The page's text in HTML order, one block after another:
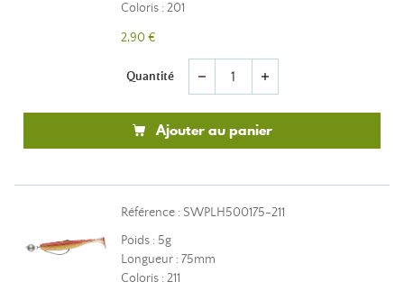
Coloris : 201
2,90 €
Quantité remove add
Ajouter au panier
Référence : SWPLH500175-211
Poids : 5g
Longueur : 75mm
Coloris : 211